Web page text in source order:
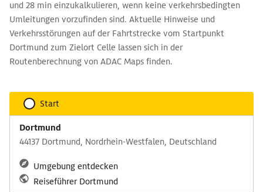
und 28 min einzukalkulieren, wenn keine verkehrsbedingten
Umleitungen vorzufinden sind. Aktuelle Hinweise und
Verkehrsstörungen auf der Fahrtstrecke vom Startpunkt
Dortmund zum Zielort Celle lassen sich in der
Routenberechnung von ADAC Maps finden.
Start
Dortmund
44137 Dortmund, Nordrhein-Westfalen, Deutschland
Umgebung entdecken
Reiseführer Dortmund